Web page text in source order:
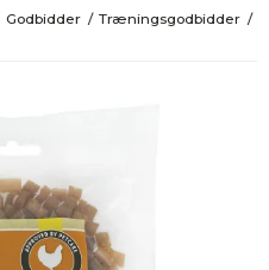
Godbidder / Træningsgodbidder /